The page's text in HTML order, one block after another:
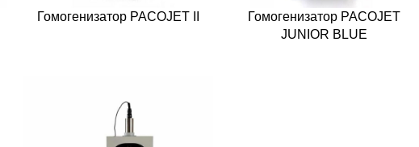
Гомогенизатор PACOJET II
Гомогенизатор PACOJET
JUNIOR BLUE